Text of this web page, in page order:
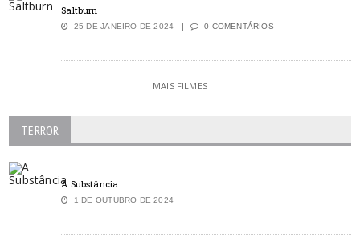
Saltburn
25 DE JANEIRO DE 2024 0 COMENTÁRIOS
MAIS FILMES
TERROR
A Substância
1 DE OUTUBRO DE 2024